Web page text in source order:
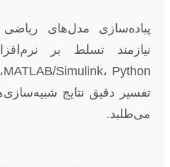
پیاده‌سازی مدل‌های
نیازمند تسلط بر
تفسیر دقیق نتایج
می‌طلبد.